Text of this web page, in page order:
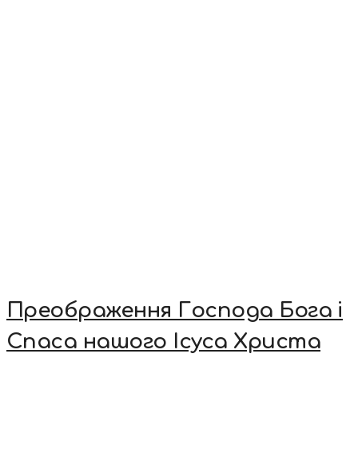
Преображення Господа Бога і
Спаса нашого Ісуса Христа